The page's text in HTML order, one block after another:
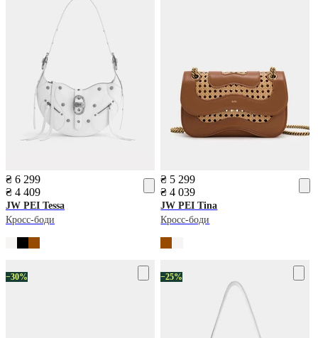
₴ 6 299
₴ 4 409
JW PEI Tessa
Кросс-боди
₴ 5 299
₴ 4 039
JW PEI Tina
Кросс-боди
−30% −25%